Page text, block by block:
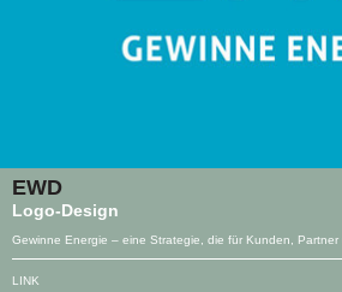
EWD
Logo-Design
Gewinne Energie – eine Strategie, die für Kunden, Partner
LINK